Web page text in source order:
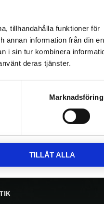
tillhandahålla funktioner för
annan information från din
i sin tur kombinera
deras tjänster.
Marknadsföring
TILLÅT ALLA